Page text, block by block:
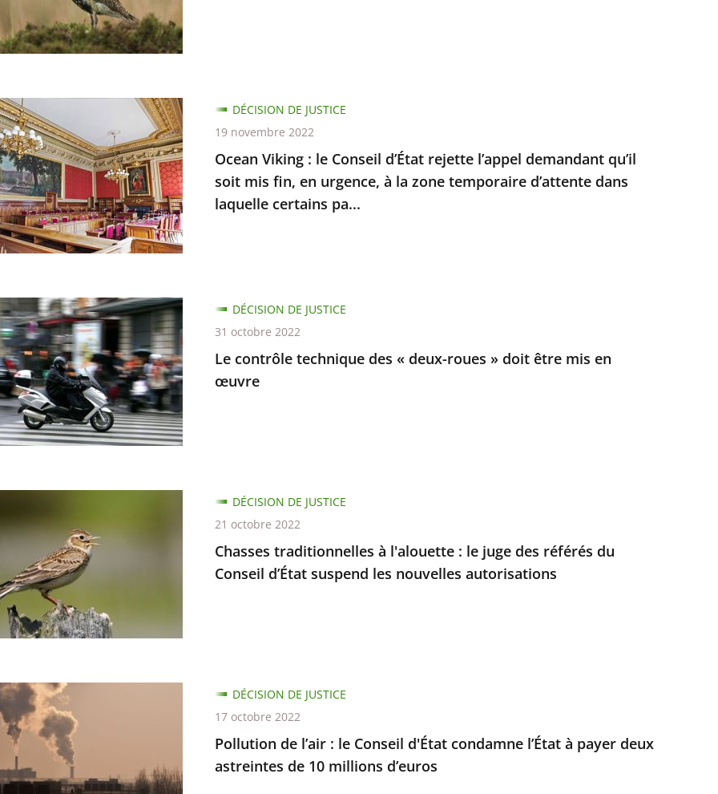
Ocean Viking : le Conseil d’État rejette l’appel demandant qu’il
soit mis fin, en urgence, à la zone temporaire d’attente dans
laquelle certains pa...
DÉCISION DE JUSTICE
19 novembre 2022
Le contrôle technique des « deux-roues » doit être mis en
œuvre
DÉCISION DE JUSTICE
31 octobre 2022
Chasses traditionnelles à l'alouette : le juge des référés du
Conseil d’État suspend les nouvelles autorisations
DÉCISION DE JUSTICE
21 octobre 2022
Pollution de l’air : le Conseil d'État condamne l’État à payer deux
astreintes de 10 millions d’euros
DÉCISION DE JUSTICE
17 octobre 2022